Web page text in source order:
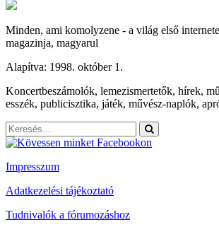
Minden, ami komolyzene - a világ első
magazinja, magyarul
Alapítva: 1998. október 1.
Koncertbeszámolók, lemezismertetők, hírek,
esszék, publicisztika, játék, művész-naplók,
Impresszum
Adatkezelési tájékoztató
Tudnivalók a fórumozáshoz